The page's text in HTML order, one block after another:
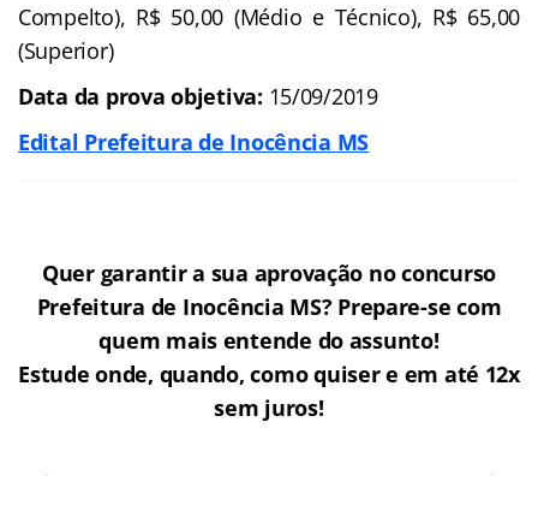
Compelto), R$ 50,00 (Médio e Técnico), R$ 65,00
(Superior)
Data da prova objetiva: 15/09/2019
Edital Prefeitura de Inocência MS
Quer garantir a sua aprovação no concurso
Prefeitura de Inocência MS? Prepare-se com
quem mais entende do assunto!
Estude onde, quando, como quiser e em até 12x
sem juros!